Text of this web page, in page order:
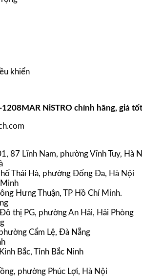
khiển
1208MAR NiSTRO chính hãng, giá tốt
87 Lĩnh Nam, phường Vĩnh Tuy, Hà
Thái Hà, phường Đống Đa, Hà Nội
Hưng Thuận, TP Hồ Chí Minh.
thị PG, phường An Hải, Hải Phòng
Cẩm Lệ, Đà Nẵng
Bắc, Tỉnh Bắc Ninh
phường Phúc Lợi, Hà Nội